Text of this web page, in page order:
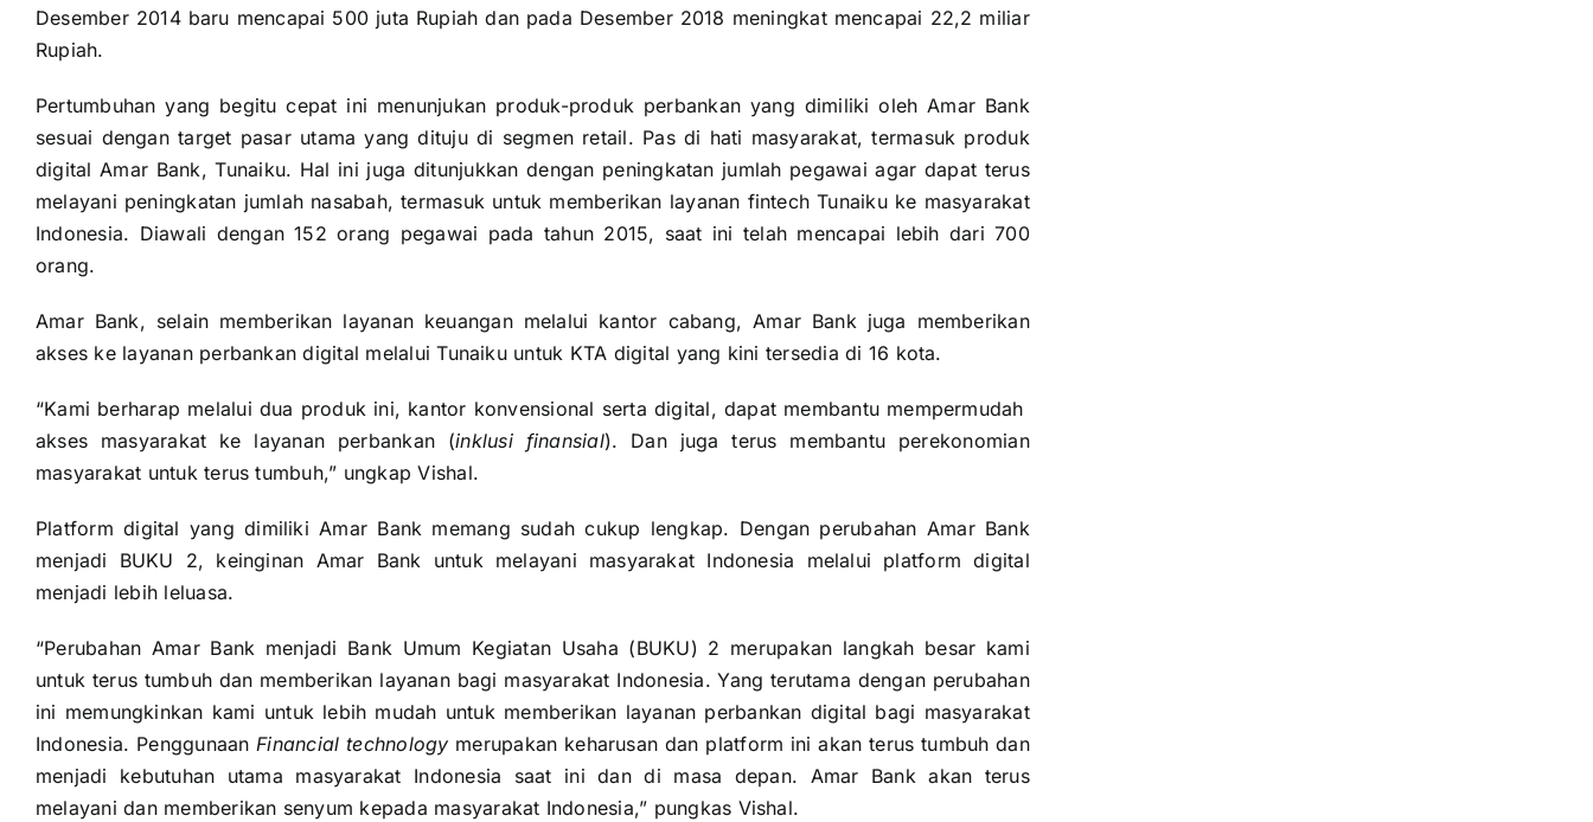
Desember 2014 baru mencapai 500 juta Rupiah dan pada Desember 2018 meningkat mencapai 22,2 miliar
Rupiah.
Pertumbuhan yang begitu cepat ini menunjukan produk-produk perbankan yang dimiliki oleh Amar Bank
sesuai dengan target pasar utama yang dituju di segmen retail. Pas di hati masyarakat, termasuk produk
digital Amar Bank, Tunaiku. Hal ini juga ditunjukkan dengan peningkatan jumlah pegawai agar dapat terus
melayani peningkatan jumlah nasabah, termasuk untuk memberikan layanan fintech Tunaiku ke masyarakat
Indonesia. Diawali dengan 152 orang pegawai pada tahun 2015, saat ini telah mencapai lebih dari 700
orang.
Amar Bank, selain memberikan layanan keuangan melalui kantor cabang, Amar Bank juga memberikan
akses ke layanan perbankan digital melalui Tunaiku untuk KTA digital yang kini tersedia di 16 kota.
“Kami berharap melalui dua produk ini, kantor konvensional serta digital, dapat membantu mempermudah
akses masyarakat ke layanan perbankan (inklusi finansial). Dan juga terus membantu perekonomian
masyarakat untuk terus tumbuh,” ungkap Vishal.
Platform digital yang dimiliki Amar Bank memang sudah cukup lengkap. Dengan perubahan Amar Bank
menjadi BUKU 2, keinginan Amar Bank untuk melayani masyarakat Indonesia melalui platform digital
menjadi lebih leluasa.
“Perubahan Amar Bank menjadi Bank Umum Kegiatan Usaha (BUKU) 2 merupakan langkah besar kami
untuk terus tumbuh dan memberikan layanan bagi masyarakat Indonesia. Yang terutama dengan perubahan
ini memungkinkan kami untuk lebih mudah untuk memberikan layanan perbankan digital bagi masyarakat
Indonesia. PenggunaanFinancial technology merupakan keharusan dan platform ini akan terus tumbuh dan
menjadi kebutuhan utama masyarakat Indonesia saat ini dan di masa depan. Amar Bank akan terus
melayani dan memberikan senyum kepada masyarakat Indonesia,” pungkas Vishal.